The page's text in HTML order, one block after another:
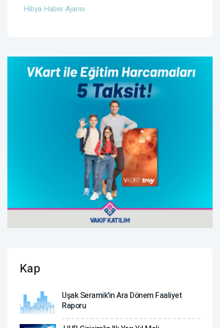
Hibya Haber Ajansı
Kap
Uşak Seramik'in Ara Dönem Faaliyet
Raporu